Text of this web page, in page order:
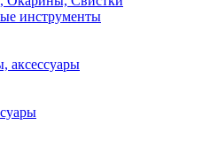
инструменты
аксессуары